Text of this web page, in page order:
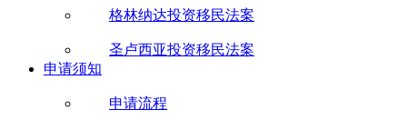
格林纳达投资移民法案
圣卢西亚投资移民法案
申请须知
申请流程